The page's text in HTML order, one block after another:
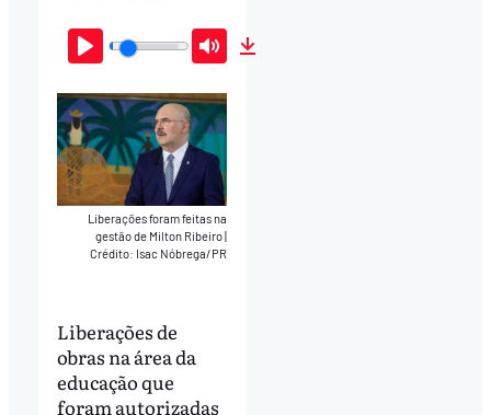
Play Mute
Liberações foram feitas na
gestão de Milton Ribeiro
Crédito: Isac Nóbrega/PR
Liberações de
obras na área da
educação que
foram autorizadas